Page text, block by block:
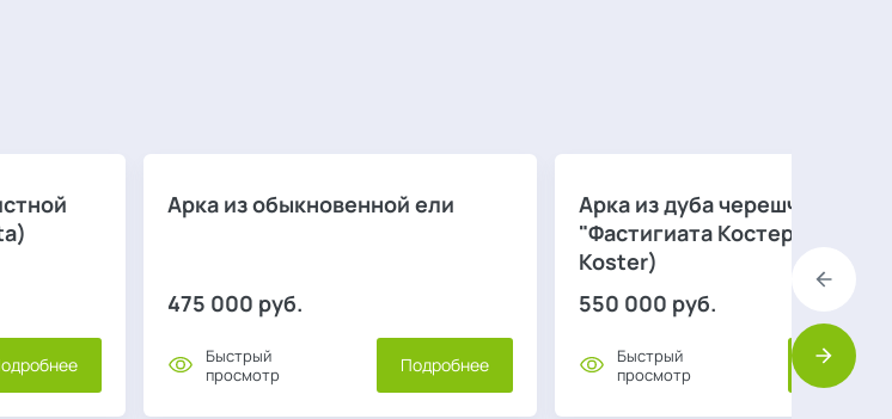
Арка из обыкновенной ели
475 000 руб.
Быстрый
просмотр
Подробнее
Арка из дуба черешчатого
"Фастигиата Костер"
Koster)
550 000 руб.
Быстрый
просмотр
Назад
Вперед